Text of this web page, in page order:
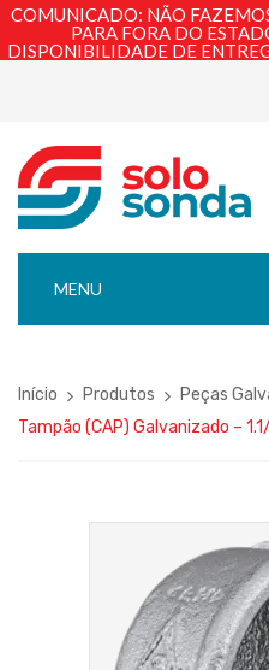
COMUNICADO: NÃO
PARA FORA DO
DISPONIBILIDADE DE
MENU
Início Produtos
Peças
Tampão (CAP) Galvanizado –